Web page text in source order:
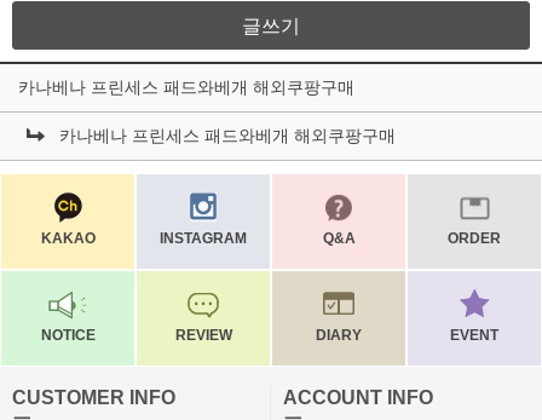
글쓰기
카나베나 프린세스 패드와베개 해외쿠팡구매
카나베나 프린세스 패드와베개 해외쿠팡구매
KAKAO INSTAGRAM Q&A ORDER
NOTICE REVIEW DIARY EVENT
CUSTOMER INFO
ㅡ
ACCOUNT INFO
ㅡ